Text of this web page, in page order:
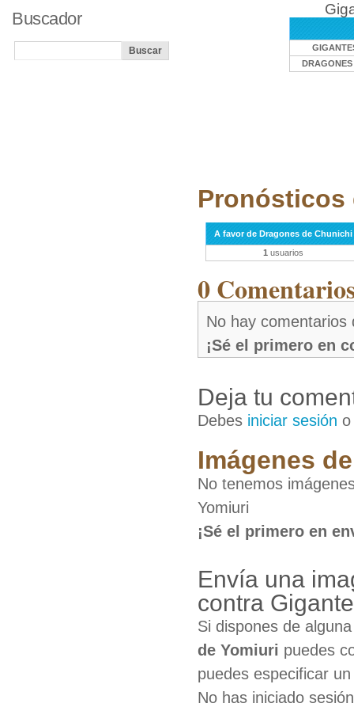
Pronósticos
A favor de Dragones de Chunichi
1 usuarios
0
No hay comentarios
¡Sé el primero en
Deja tu
Debes iniciar sesión
Imágenes
No tenemos
Yomiuri
¡Sé el primero en
Envía una
contra
Si dispones de
de Yomiuri puedes
puedes especificar
No has iniciado
Buscador